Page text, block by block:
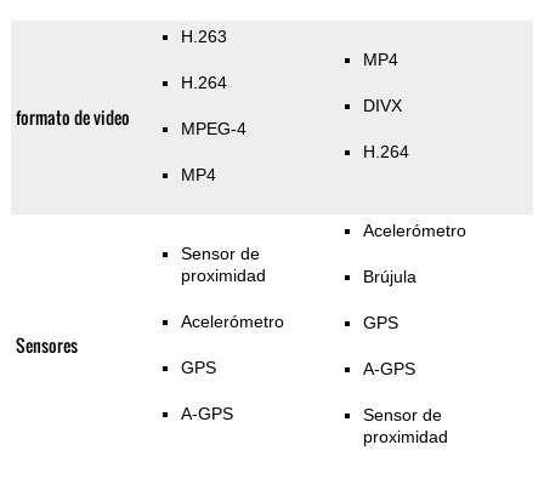
formato de video
H.263
H.264
MPEG-4
MP4
MP4
DIVX
H.264
Sensores
Sensor de
proximidad
Acelerómetro
GPS
A-GPS
Acelerómetro
Brújula
GPS
A-GPS
Sensor de
proximidad